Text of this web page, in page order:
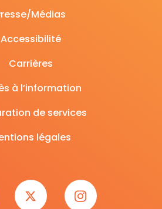
Médias
Accessibilité
Carrières
à l’information
de services
légales